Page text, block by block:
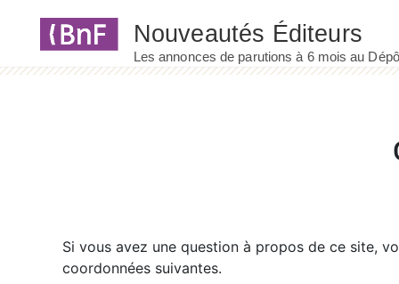
Si vous avez une question à propos de ce site,
coordonnées suivantes.